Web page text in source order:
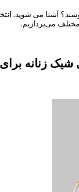
بپوشند؟ آشنا می
می‌پردازیم.
زنانه برای